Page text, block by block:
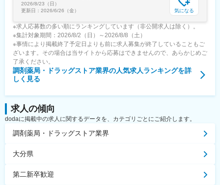
2026/8/23（日）
更新日： 2026/6/26（金） 気になる
※求人応募数の多い順にランキングしています（非公開求人は除く）。
※集計対象期間：2026/8/2（日）～2026/8/8（土）
※事情により掲載終了予定日よりも前に求人募集が終了していることもご
ざいます。その場合は当サイトから応募はできませんので、あらかじめご
了承ください。
調剤薬局・ドラッグストア業界の人気求人ランキングを詳
しく見る
求人の傾向
dodaに掲載中の求人に関するデータを、カテゴリごとにご紹介します。
調剤薬局・ドラッグストア業界
大分県
第二新卒歓迎